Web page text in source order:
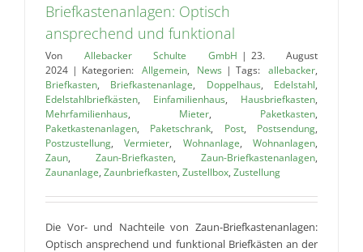
Briefkastenanlagen: Optisch
ansprechend und funktional
Von Allebacker Schulte GmbH | 23. August
2024 | Kategorien: Allgemein, News | Tags:allebacker,
Briefkasten, Briefkastenanlage, Doppelhaus, Edelstahl,
Edelstahlbriefkästen, Einfamilienhaus, Hausbriefkasten,
Mehrfamilienhaus, Mieter, Paketkasten,
Paketkastenanlagen, Paketschrank, Post, Postsendung,
Postzustellung,Vermieter, Wohnanlage,Wohnanlagen,
Zaun, Zaun-Briefkasten, Zaun-Briefkastenanlagen,
Zaunanlage, Zaunbriefkasten, Zustellbox, Zustellung
Die Vor- und Nachteile von Zaun-Briefkastenanlagen:
Optisch ansprechend und funktional Briefkästen an der